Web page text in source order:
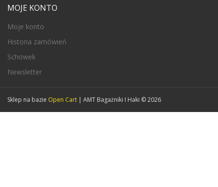
MOJE KONTO
Moje konto
Historia zamówień
Schowek
Newsletter
Sklep na bazie Open Cart | AMT Bagażniki I Haki © 2026